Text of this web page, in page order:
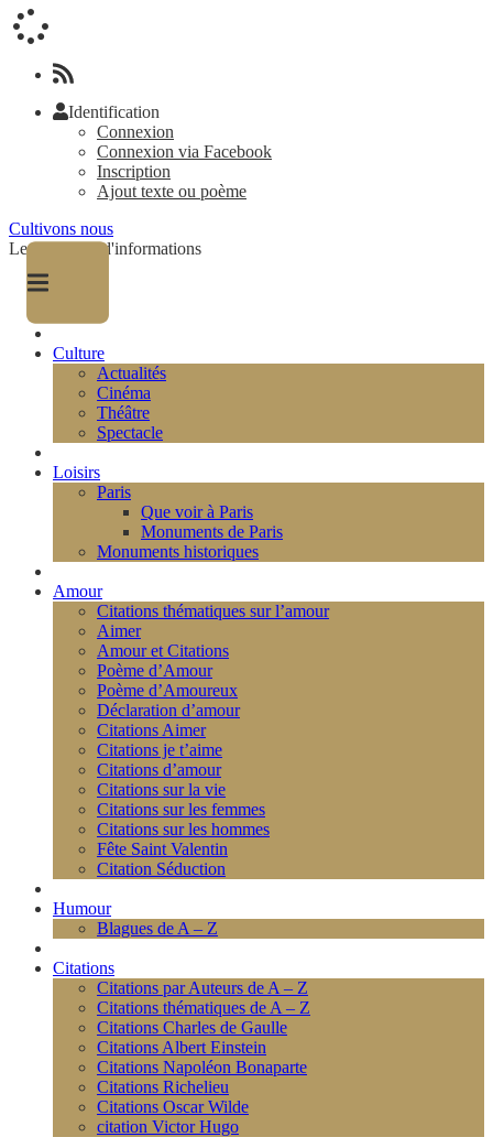
Identification
Connexion
Connexion via Facebook
Inscription
Ajout texte ou poème
Cultivons nous
Le magazine d'informations
Culture
Actualités
Cinéma
Théâtre
Spectacle
Loisirs
Paris
Que voir à Paris
Monuments de Paris
Monuments historiques
Amour
Citations thématiques sur l’amour
Aimer
Amour et Citations
Poème d’Amour
Poème d’Amoureux
Déclaration d’amour
Citations Aimer
Citations je t’aime
Citations d’amour
Citations sur la vie
Citations sur les femmes
Citations sur les hommes
Fête Saint Valentin
Citation Séduction
Humour
Blagues de A – Z
Citations
Citations par Auteurs de A – Z
Citations thématiques de A – Z
Citations Charles de Gaulle
Citations Albert Einstein
Citations Napoléon Bonaparte
Citations Richelieu
Citations Oscar Wilde
citation Victor Hugo